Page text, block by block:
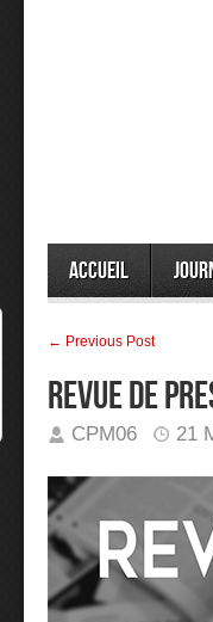
Accueil
← Previous Post
Revue de
CPM06 21